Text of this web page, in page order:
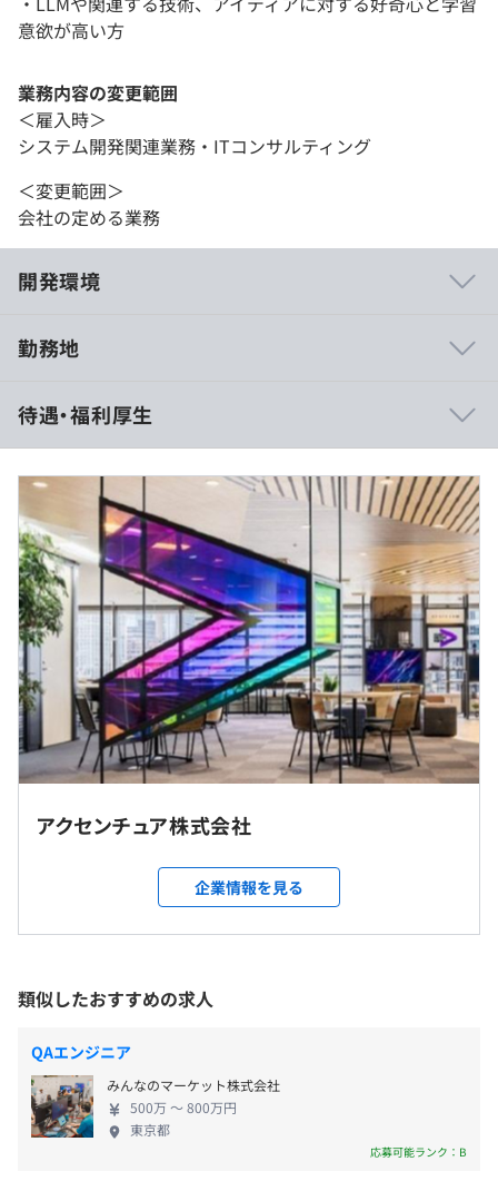
意欲が高い方
業務内容の変更範囲
＜雇入時＞
システム開発関連業務・ITコンサルティング
＜変更範囲＞
会社の定める業務
開発環境
勤務地
東京都 大阪府
東京都、大阪府
受動喫煙防止措置に関する事項
屋内原則禁煙（喫煙室あり）
オフィスによっては喫煙室のある勤務先もある。またプロ
ジェクトにてお客様先で業務を行う場合はそのルールに従
待遇・福利厚生
480～2500万円
※記載の給与Rangeは手当を含まない基本給の記載となり
ます。
◆支給例：基本給＋賞与（年1回）＋諸手当
（※ 想定年収は年収提示額を保証するものではありません）
フレックスタイム制度 （コアタイムなし）
1日の標準勤務時間 8時間00分
標準勤務時間帯9:00～18:00
完全週休2日制（土曜日、日曜日）
祝日
年末年始
年次有給休暇
私傷病休暇、結婚・出産・忌引休暇、母体保護休暇、配偶
アクセンチュア株式会社
企業情報を見る
類似したおすすめの求人
QAエンジニア
みんなのマーケット株式会社
500万 〜 800万円
東京都
応募可能ランク：B